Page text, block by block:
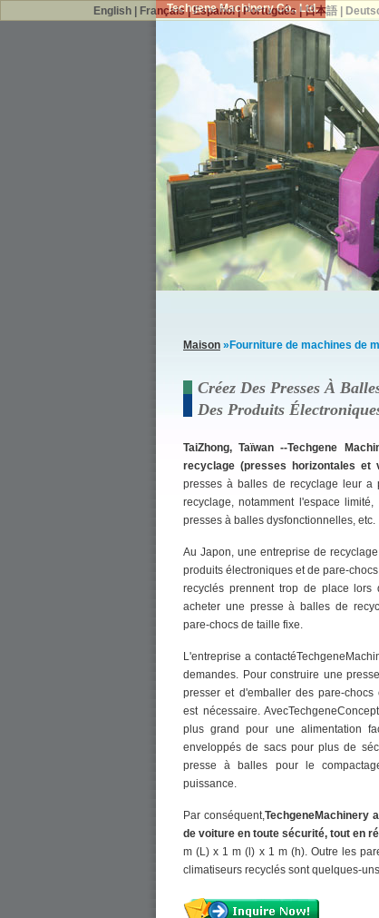
Techgene Machinery Co., Ltd.
Maison »Fourniture de machines de
Créez Des Presses À
Des Produits
TaiZhong, Taïwan --Techgene
recyclage (presses horizontales
presses à balles de recyclage leur a
recyclage, notamment l'espace
presses à balles dysfonctionnelles, etc.
Au Japon, une entreprise de
produits électroniques et de pare-
recyclés prennent trop de place lors
acheter une presse à balles de
pare-chocs de taille fixe.
L'entreprise a
demandes. Pour construire une
presser et d'emballer des pare-
est nécessaire.
plus grand pour une alimentation
enveloppés de sacs pour plus de
presse à balles pour le
puissance.
Par conséquent,TechgeneMachinery
de voiture en toute sécurité, tout en
m (L) x 1 m (l) x 1 m (h). Outre les
climatiseurs recyclés sont quelques-
English Français|Español|Português |日本語